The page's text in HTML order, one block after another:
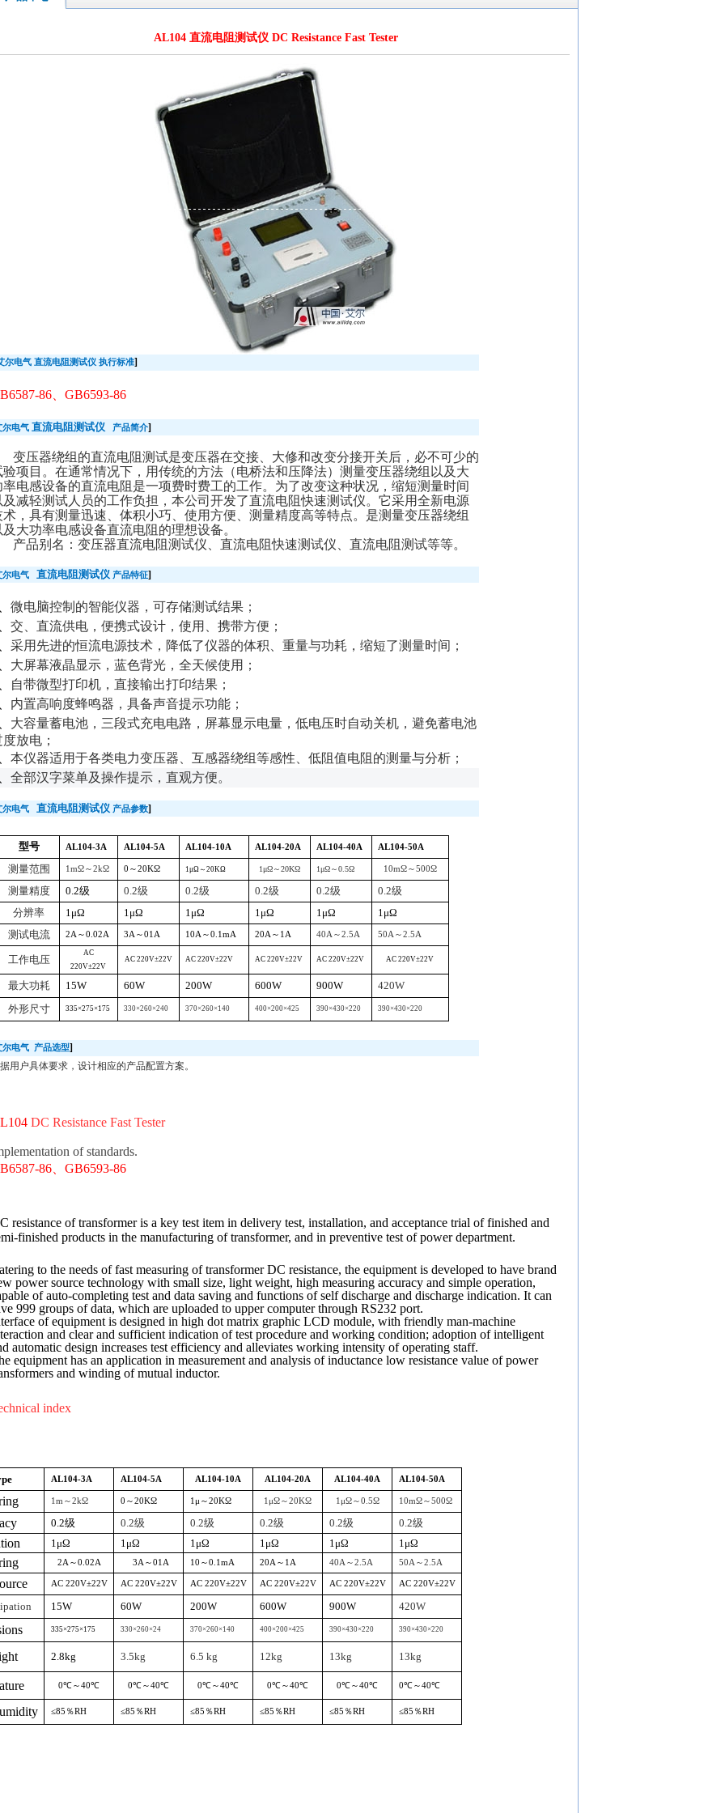
AL104 直流电阻测试仪 DC Resistance Fast Tester
尔电气 直流电阻测试仪 执行标准]
86 GB6593-86
尔电气 直流电阻测试仪 产品简介]
变压器绕组的直流电阻测试是变压器在交接、大修和改变分接开关后，必不可少的
验项目。在通常情况下，用传统的方法（电桥法和压降法）测量变压器绕组以及大
率电感设备的直流电阻是一项费时费工的工作。为了改变这种状况，缩短测量时间
及减轻测试人员的工作负担，本公司开发了直流电阻快速测试仪。它采用全新电源
术，具有测量迅速、体积小巧、使用方便、测量精度高等特点。是测量变压器绕组
及大功率电感设备直流电阻的理想设备。
产品别名：变压器直流电阻测试仪、直流电阻快速测试仪、直流电阻测试等等。
尔电气 直流电阻测试仪 产品特征]
微电脑控制的智能仪器，可存储测试结果；
交、直流供电，便携式设计，使用、携带方便；
采用先进的恒流电源技术，降低了仪器的体积、重量与功耗，缩短了测量时间；
大屏幕液晶显示，蓝色背光，全天候使用；
自带微型打印机，直接输出打印结果；
内置高响度蜂鸣器，具备声音提示功能；
大容量蓄电池，三段式充电电路，屏幕显示电量，低电压时自动关机，避免蓄电池
放电；
本仪器适用于各类电力变压器、互感器绕组等感性、低阻值电阻的测量与分析；
全部汉字菜单及操作提示，直观方便。
尔电气 直流电阻测试仪 产品参数]
型号 AL104-3A AL104-5A AL104-10A AL104-20A AL104-40A AL104-50A
测量范围 1mΩ～2kΩ 0 ～20KΩ 1μΩ～ 20KΩ 1μΩ～20KΩ 1μΩ～0.5Ω 10mΩ～500Ω
测量精度 0.2级 0.2级 0.2级 0.2级 0.2级 0.2级
分辨率
1μΩ 1μΩ 1μΩ 1μΩ 1μΩ 1μΩ
测试电流
2A ～0.02A 3A ～01A 10A ～0.1mA 20A ～ 1A 40A ～2.5A 50A ～2.5A
工作电压
AC
220V±22V
AC 220V±22V AC 220V±22V AC 220V±22V AC 220V±22V AC 220V±22V
最大功耗 15W 60W 200W 600W 900W
420W
外形尺寸
335 ×275 × 175 330×260×240 370×260× 140 400×200×425 390×430×220 390×430×220
尔电气 产品选型]
用户具体要求，设计相应的产品配置方案。
DC Resistance Fast Tester
of standards.
86
GB6593-86
resistance of transformer is a key test item in delivery test, installation, and acceptance trial of finished and
finished products in the manufacturing of transformer, and in preventive test of power department.
to the needs of fast measuring of transformer DC resistance, the equipment is developed to have brand
power source technology with small size, light weight, high measuring accuracy and simple operation,
of auto-completing test and data saving and functions of self discharge and discharge indication. It can
999 groups of data, which are uploaded to upper computer through RS232 port.
of equipment is designed in high dot matrix graphic LCD module, with friendly man-machine
and clear and sufficient indication of test procedure and working condition; adoption of intelligent
automatic design increases test efficiency and alleviates working intensity of operating staff.
equipment has an application in measurement and analysis of inductance low resistance value of power
and winding of mutual inductor.
index
AL104-3A AL104-5A AL104-10A AL104-20A AL104-40A AL104-50A
1m ～2kΩ 0 ～20KΩ 1 μ～20KΩ 1 μΩ～20KΩ 1 μΩ～0.5Ω 10mΩ～500Ω
0.2级 0.2级 0.2级 0.2级 0.2级 0.2级
1μΩ 1μΩ 1μΩ 1μΩ 1μΩ 1μΩ
2A ～0.02A 3A ～01A 10 ～0.1mA 20A ～ 1A 40A ～2.5A 50A ～2.5A
AC 220V±22V AC 220V±22V AC 220V±22V AC 220V±22V AC 220V±22V AC 220V±22V
15W 60W 200W 600W 900W 420W
335 ×275 × 175 330×260×24 370×260× 140 400×200×425 390×430×220 390×430×220
2.8kg 3.5kg 6.5 kg 12kg 13kg 13kg
0℃～40℃ 0℃～40℃ 0℃～40℃ 0℃～40℃ 0℃～40℃ 0℃～40℃
≤85 ％RH ≤85 ％RH ≤85 ％RH ≤85 ％RH ≤85 ％RH ≤85 ％RH